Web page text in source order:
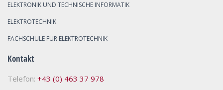
ELEKTRONIK UND TECHNISCHE INFORMATIK
ELEKTROTECHNIK
FACHSCHULE FÜR ELEKTROTECHNIK
Kontakt
Telefon: +43 (0) 463 37 978